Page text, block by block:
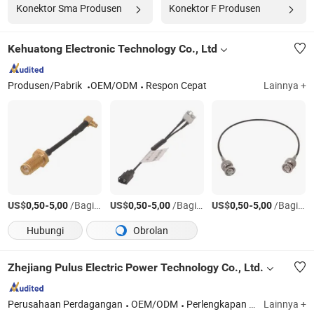
Konektor Sma Produsen Konektor F Produsen
Kehuatong Electronic Technology Co., Ltd
Produsen/Pabrik OEM/ODM Respon Cepat Lainnya +
US$0,50-5,00/Bagian US$0,50-5,00/Bagian US$0,50-5,00/Bagian
Hubungi
Obrolan
Zhejiang Pulus Electric Power Technology Co., Ltd.
Perusahaan Perdagangan OEM/ODM Perlengkapan daya, Klem kabel, Klem kawat suspensi, Klem kawat ketegangan, Konektor perforasi isolasi, Konektor terminal kabel Lainnya +